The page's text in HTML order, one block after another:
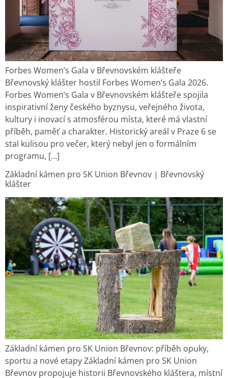
Forbes Women’s Gala v Břevnovském klášteře
Břevnovský klášter hostil Forbes Women’s Gala 2026.
Forbes Women’s Gala v Břevnovském klášteře spojila
inspirativní ženy českého byznysu, veřejného života,
kultury i inovací s atmosférou místa, které má vlastní
příběh, paměť a charakter. Historický areál v Praze 6 se
stal kulisou pro večer, který nebyl jen o formálním
programu, […]
Základní kámen pro SK Union Břevnov | Břevnovský
klášter
Základní kámen pro SK Union Břevnov: příběh opuky,
sportu a nové etapy Základní kámen pro SK Union
Břevnov propojuje historii Břevnovského kláštera, místní